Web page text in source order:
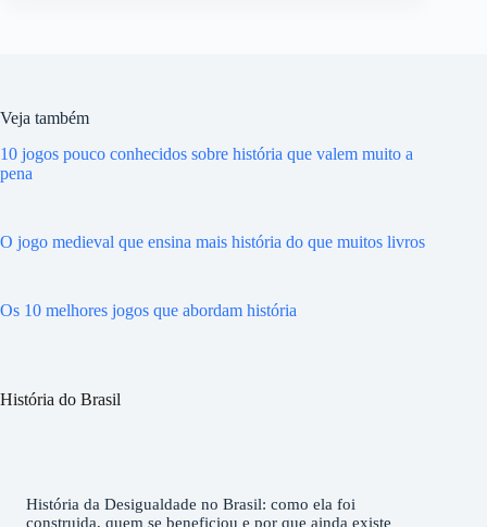
Veja também
10 jogos pouco conhecidos sobre história que valem muito a
pena
O jogo medieval que ensina mais história do que muitos livros
Os 10 melhores jogos que abordam história
História do Brasil
História da Desigualdade no Brasil: como ela foi
construida, quem se beneficiou e por que ainda existe